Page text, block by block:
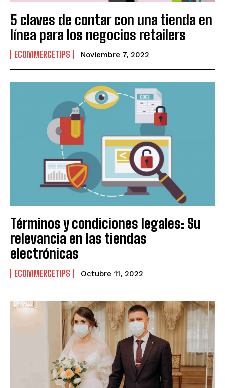
5 claves de contar con una tienda en
línea para los negocios retailers
ECOMMERCETIPS Noviembre 7, 2022
Términos y condiciones legales: Su
relevancia en las tiendas
electrónicas
ECOMMERCETIPS Octubre 11, 2022